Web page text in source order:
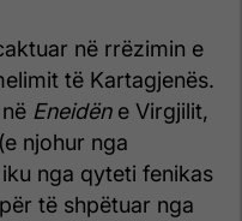
në rrëzimin e
të Kartagjenës.
Eneidëne Virgjilit,
njohur nga
nga qyteti fenikas
të shpëtuar nga